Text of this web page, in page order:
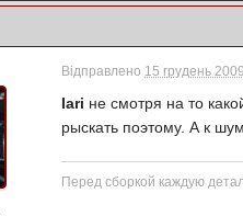
Відправлено 15 грудень
Iari не смотря на то
рыскать поэтому. А к
Перед сборкой каждую